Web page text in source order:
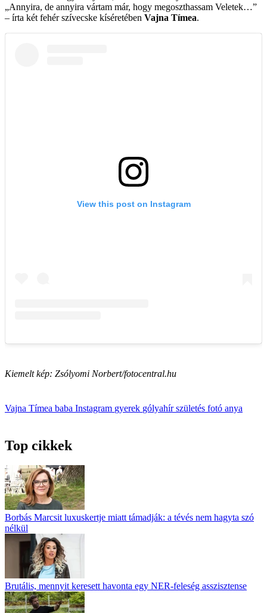
„Annyira, de annyira vártam már, hogy megoszthassam Veletek…”
– írta két fehér szívecske kíséretében Vajna Tímea.
Kiemelt kép: Zsólyomi Norbert/fotocentral.hu
Vajna Tímea baba Instagram gyerek gólyahírszületés fotó anya
Top cikkek
Borbás Marcsit luxuskertje miatt támadják: a tévés nem hagyta szó
nélkül
Brutális, mennyit keresett havonta egy NER-feleség asszisztense